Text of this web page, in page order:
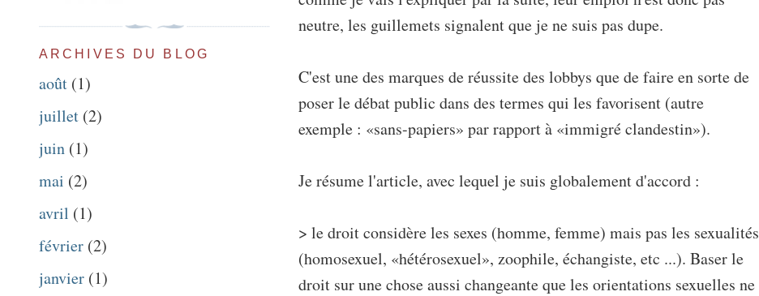
neutre, les guillemets signalent que je ne suis pas dupe.
C'est une des marques de réussite des lobbys que de faire en sorte de
poser le débat public dans des termes qui les favorisent (autre
exemple : «sans-papiers» par rapport à «immigré clandestin»).
Je résume l'article, avec lequel je suis globalement d'accord :
> le droit considère les sexes (homme, femme) mais pas les sexualités
(homosexuel, «hétérosexuel», zoophile, échangiste, etc ...). Baser le
droit sur une chose aussi changeante que les orientations sexuelles ne
ARCHIVES DU BLOG
août (1)
juillet (2)
juin (1)
mai (2)
avril (1)
février (2)
janvier (1)